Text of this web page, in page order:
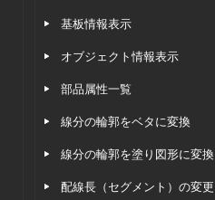
基板情報表示
オブジェクト情報表示
部品属性一覧
線分の輪郭をベタに変換
線分の輪郭を塗り図形に変換
配線長（セグメント）の変更